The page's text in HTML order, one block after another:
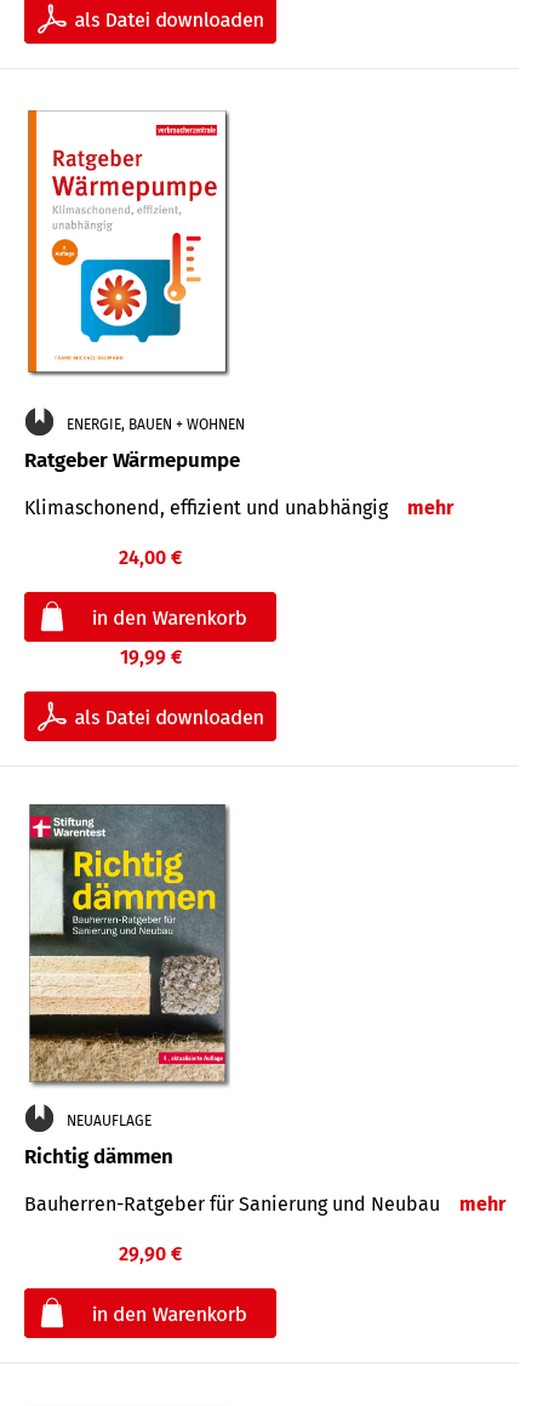
ENERGIE, BAUEN + WOHNEN
Ratgeber Wärmepumpe
Klimaschonend, effizient und unabhängig mehr
24,00 €
19,99 €
NEUAUFLAGE
Richtig dämmen
Bauherren-Ratgeber für Sanierung und Neubau mehr
29,90 €